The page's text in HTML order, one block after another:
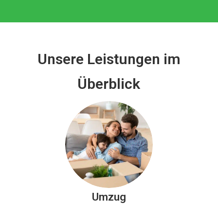
Unsere Leistungen im
Überblick
Umzug